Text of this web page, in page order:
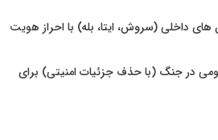
داخلی (سروش، ایتا، بله) با احراز هویت
در جنگ (با حذف جزئیات امنیتی) برای